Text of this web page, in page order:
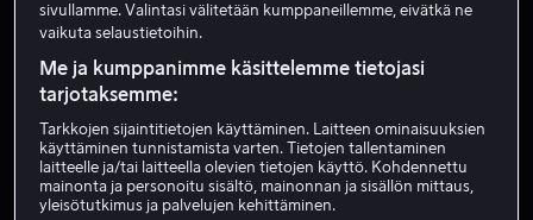
Zoe Winters
Näyttelijä
sivullamme. Valintasi välitetään kumppaneillemme, eivätkä ne
vaikuta selaustietoihin.
Me ja kumppanimme käsittelemme tietojasi
tarjotaksemme:
Tarkkojen sijaintitietojen käyttäminen. Laitteen ominaisuuksien
käyttäminen tunnistamista varten. Tietojen tallentaminen
laitteelle ja/tai laitteella olevien tietojen käyttö. Kohdennettu
mainonta ja personoitu sisältö, mainonnan ja sisällön mittaus,
yleisötutkimus ja palvelujen kehittäminen.